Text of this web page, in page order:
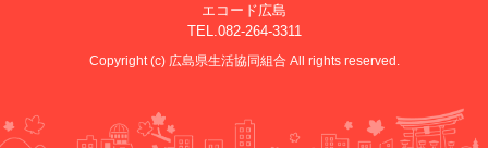
エコード広島
TEL.082-264-3311
Copyright (c) 広島県生活協同組合 All rights reserved.